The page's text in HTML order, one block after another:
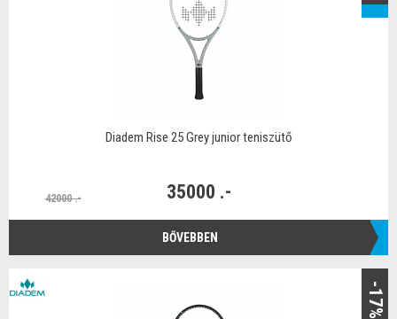
Diadem Rise 25 Grey junior teniszütő
42000 .- 35000 .-
BŐVEBBEN
-17%